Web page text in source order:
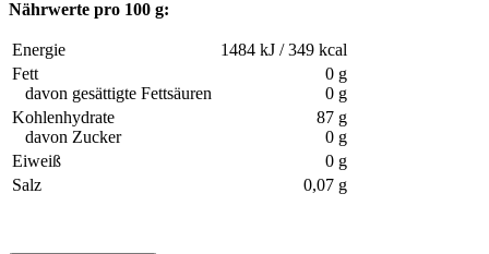
Nährwerte pro 100 g:
Energie
1484 kJ / 349 kcal
Fett
davon gesättigte Fettsäuren
0 g
0 g
Kohlenhydrate
davon Zucker
87 g
0 g
Eiweiß
0 g
Salz
0,07 g